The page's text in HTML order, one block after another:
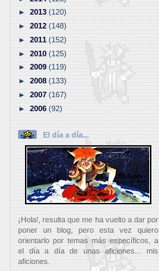
►2013(120)
►2012(148)
►2011(152)
►2010(125)
►2009(119)
►2008(133)
►2007(167)
►2006(92)
El día a día...
¡Hola!, resulta que me ha vuelto a dar por
poner un blog, pero esta vez quiero
orientarlo por temas más específicos, a
el día a día de unas aficiones... mis
aficiones.